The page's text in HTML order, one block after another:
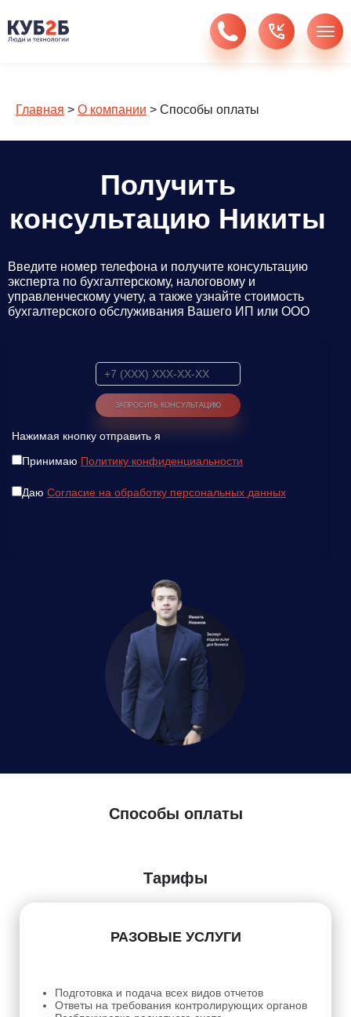
Главная > О компании > Способы оплаты
Получить
консультацию Никиты
Введите номер телефона и получите консультацию
эксперта по бухгалтерскому, налоговому и
управленческому учету, а также узнайте стоимость
бухгалтерского обслуживания Вашего ИП или ООО
Нажимая кнопку отправить я
Принимаю Политику конфиденциальности
Даю Согласие на обработку персональных данных
Способы оплаты
Тарифы
РАЗОВЫЕ УСЛУГИ
Подготовка и подача всех видов отчетов
Ответы на требования контролирующих органов